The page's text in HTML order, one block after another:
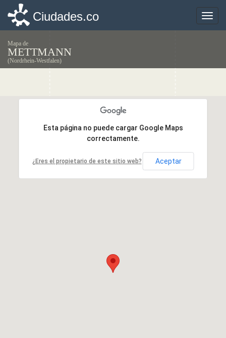
Toggle
Ciudades.co
Mapa de
METTMANN
(Nordrhein-Westfalen)
Esta página no puede cargar Google Maps
correctamente.
¿Eres el propietario de este sitio web? Aceptar
Esta página no puede cargar Google Maps
correctamente.
¿Eres el propietario de este sitio web? Aceptar
Toggle
Ciudades.co